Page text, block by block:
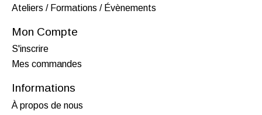
Ateliers / Formations / Évènements
Mon Compte
S'inscrire
Mes commandes
Informations
À propos de nous